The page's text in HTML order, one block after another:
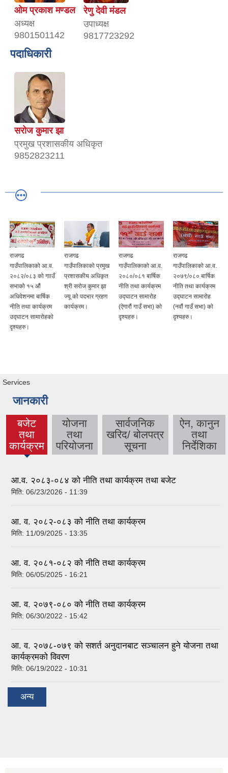
ओम प्रकाश मण्डल
अध्यक्ष
9801501142
रेणु देवी मंडल
उपाध्यक्ष
9817723292
पदाधिकारी
सरोज कुमार झा
प्रमुख प्रशासकीय अधिकृत
9852823211
राजगढ
गाउँपालिकाको आ.व.
२०८२/०८३ को गााउँ
सभाको १५ औं
अधिवेशनमा बार्षिक
नीति तथा कार्यक्रम
उद्घाटन सामारोहकाे
दृश्यहरु।
राजगढ
गाउँपालिकाको प्रमुख
प्रशासकीय अधिकृत
श्री सरोज कुमार झा
ज्यू को पदभार ग्रहण
कार्यक्रम।
राजगढ
गाउँपालिकाको आ.व.
२०८०/०८१ बार्षिक
नीति तथा कार्यक्रम
उद्घाटन सामारोह
(ऐगारौं गाउँ सभा) काे
दृश्यहरु।
राजगढ
गाउँपालिकाको आ.व.
२०७९/०८० बार्षिक
नीति तथा कार्यक्रम
उद्घाटन सामारोह
(नवौं गाउँ सभा) काे
दृश्यहरु।
Services
जानकारी
बजेट
तथा
कार्यक्रम
(active
tab)
योजना
तथा
परियोजना
सार्वजनिक
खरिद/ बोलपत्र
सूचना
ऐन, कानुन
तथा
निर्देशिका
आ.व. २०८३-०८४ को नीति तथा कार्यक्रम तथा बजेट
मिति: 06/23/2026 - 11:39
आ. व. २०८२-०८३ को नीति तथा कार्यक्रम
मिति: 11/09/2025 - 13:35
आ. व. २०८१-०८२ को नीति तथा कार्यक्रम
मिति: 06/05/2025 - 16:21
आ. व. २०७९-०८० को नीति तथा कार्यक्रम
मिति: 06/30/2022 - 15:42
आ. व. २०७८-०७९ को सशर्त अनुदानबाट सञ्चालन हुने योजना तथा
कार्यक्रमको विवरण
मिति: 06/19/2022 - 10:31
अन्य